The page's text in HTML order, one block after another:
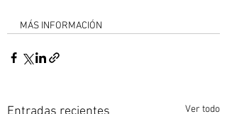
MÁS INFORMACIÓN
Ver todo